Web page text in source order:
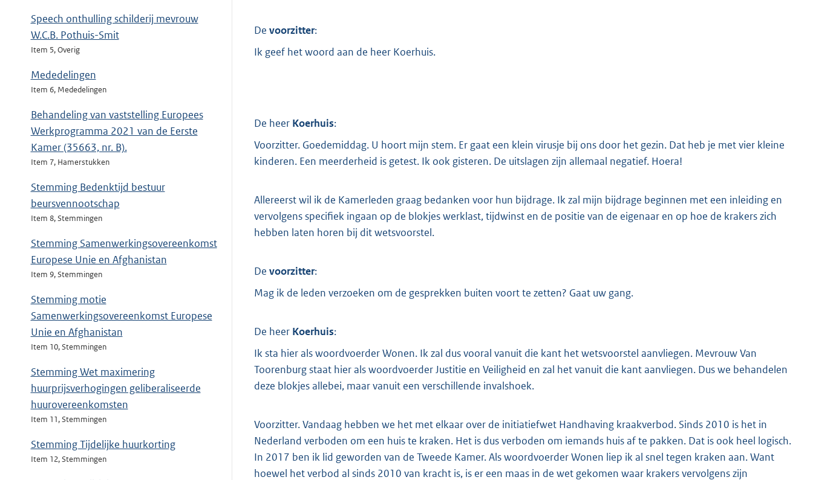
Speech onthulling schilderij mevrouw
W.C.B. Pothuis-Smit
Item 5, Overig
Mededelingen
Item 6, Mededelingen
Behandeling van vaststelling Europees
Werkprogramma 2021 van de Eerste
Kamer (35663, nr. B).
Item 7, Hamerstukken
Stemming Bedenktijd bestuur
beursvennootschap
Item 8, Stemmingen
Stemming Samenwerkingsovereenkomst
Europese Unie en Afghanistan
Item 9, Stemmingen
Stemming motie
Samenwerkingsovereenkomst Europese
Unie en Afghanistan
Item 10, Stemmingen
Stemming Wet maximering
huurprijsverhogingen geliberaliseerde
huurovereenkomsten
Item 11, Stemmingen
Stemming Tijdelijke huurkorting
Item 12, Stemmingen
De voorzitter:
Ik geef het woord aan de heer Koerhuis.
De heer Koerhuis:
Voorzitter. Goedemiddag. U hoort mijn stem. Er gaat een klein virusje bij ons door het gezin. Dat heb je met vier kleine
kinderen. Een meerderheid is getest. Ik ook gisteren. De uitslagen zijn allemaal negatief. Hoera!
Allereerst wil ik de Kamerleden graag bedanken voor hun bijdrage. Ik zal mijn bijdrage beginnen met een inleiding en
vervolgens specifiek ingaan op de blokjes werklast, tijdwinst en de positie van de eigenaar en op hoe de krakers zich
hebben laten horen bij dit wetsvoorstel.
De voorzitter:
Mag ik de leden verzoeken om de gesprekken buiten voort te zetten? Gaat uw gang.
De heer Koerhuis:
Ik sta hier als woordvoerder Wonen. Ik zal dus vooral vanuit die kant het wetsvoorstel aanvliegen. Mevrouw Van
Toorenburg staat hier als woordvoerder Justitie en Veiligheid en zal het vanuit die kant aanvliegen. Dus we behandelen
deze blokjes allebei, maar vanuit een verschillende invalshoek.
Voorzitter. Vandaag hebben we het met elkaar over de initiatiefwet Handhaving kraakverbod. Sinds 2010 is het in
Nederland verboden om een huis te kraken. Het is dus verboden om iemands huis af te pakken. Dat is ook heel logisch.
In 2017 ben ik lid geworden van de Tweede Kamer. Als woordvoerder Wonen liep ik al snel tegen kraken aan. Want
hoewel het verbod al sinds 2010 van kracht is, is er een maas in de wet gekomen waar krakers vervolgens zijn